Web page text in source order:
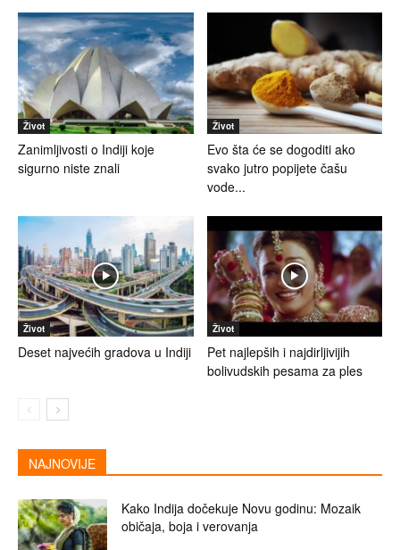
Život
Zanimljivosti o Indiji koje
sigurno niste znali
Život
Evo šta će se dogoditi ako
svako jutro popijete čašu
vode...
Život
Deset najvećih gradova u Indiji
Život
Pet najlepših i najdirljivijih
bolivudskih pesama za ples
NAJNOVIJE
Kako Indija dočekuje Novu godinu: Mozaik
običaja, boja i verovanja